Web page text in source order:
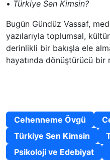
• Türkiye Sen Kimsin?
Bugün Gündüz Vassaf,
yazılarıyla toplumsal,
derinlikli bir bakışla ele
hayatında dönüştürücü bir
Cehenneme Övgü
Türkiye Sen Kimsin
Psikoloji ve Edebiyat